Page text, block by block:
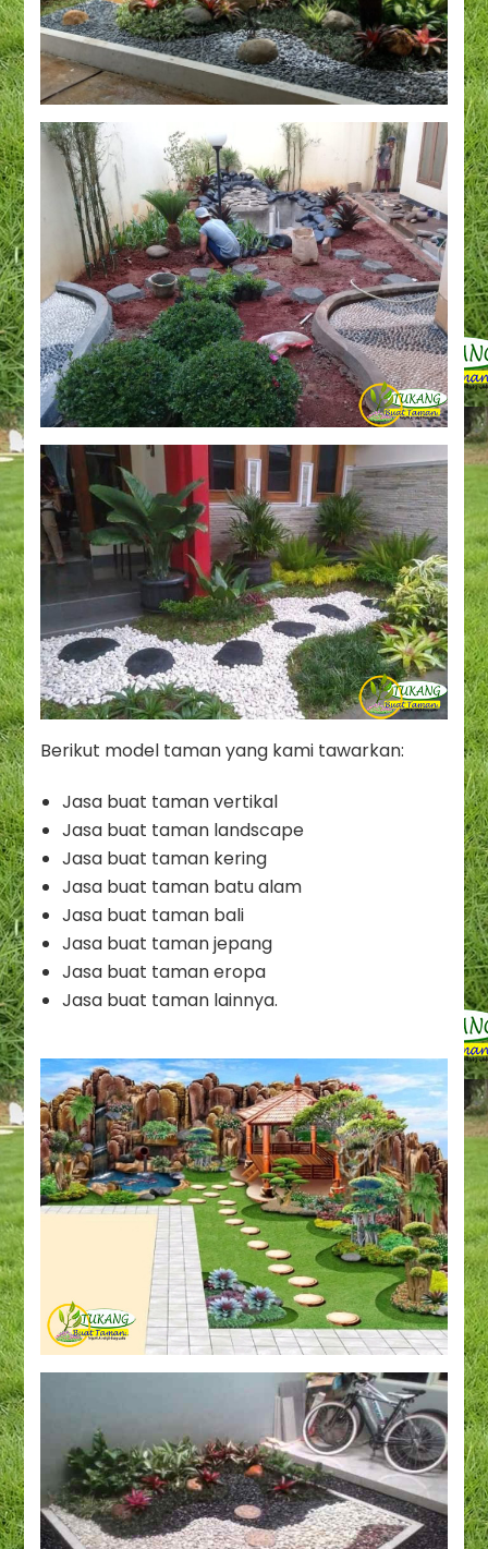
Berikut model taman yang kami tawarkan:
Jasa buat taman vertikal
Jasa buat taman landscape
Jasa buat taman kering
Jasa buat taman batu alam
Jasa buat taman bali
Jasa buat taman jepang
Jasa buat taman eropa
Jasa buat taman lainnya.